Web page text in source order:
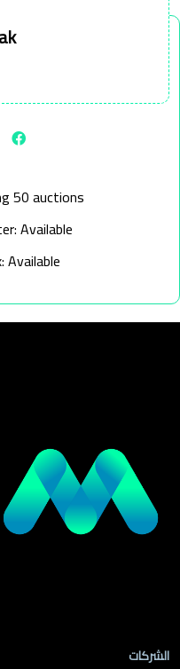
50 auctions
Available
Available
الشركات